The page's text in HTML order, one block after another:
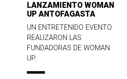
LANZAMIENTO WOMAN
UP ANTOFAGASTA
UN ENTRETENIDO EVENTO
REALIZARON LAS
FUNDADORAS DE WOMAN
UP.